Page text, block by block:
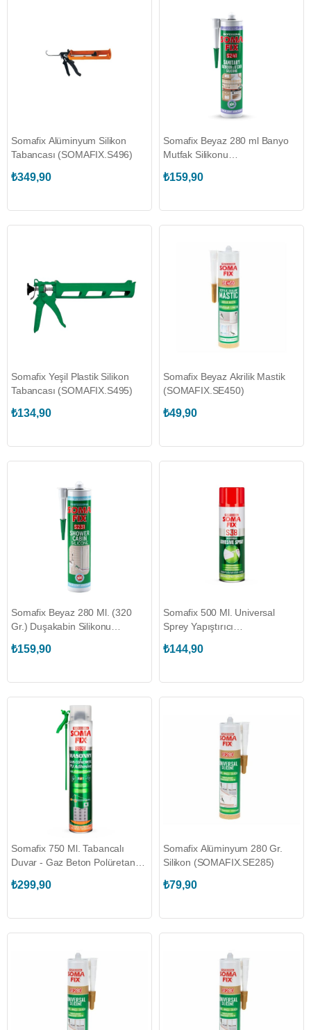
Somafix Alüminyum Silikon
Tabancası (SOMAFIX.S496)
₺349,90
Somafix Beyaz 280 ml Banyo
Mutfak Silikonu
₺159,90
Somafix Yeşil Plastik Silikon
Tabancası (SOMAFIX.S495)
₺134,90
Somafix Beyaz Akrilik Mastik
(SOMAFIX.SE450)
₺49,90
Somafix Beyaz 280 Ml. (320
Gr.) Duşakabin Silikonu
₺159,90
Somafix 500 Ml. Universal
Sprey Yapıştırıcı
₺144,90
Somafix 750 Ml. Tabancalı
Duvar - Gaz Beton Polüretan
₺299,90
Somafix Alüminyum 280 Gr.
Silikon (SOMAFIX.SE285)
₺79,90